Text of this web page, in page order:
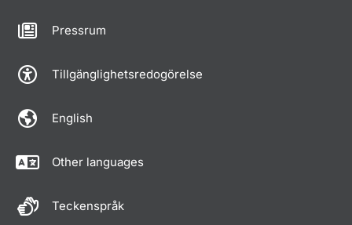
Pressrum
Tillgänglighetsredogörelse
English
Other languages
Teckenspråk